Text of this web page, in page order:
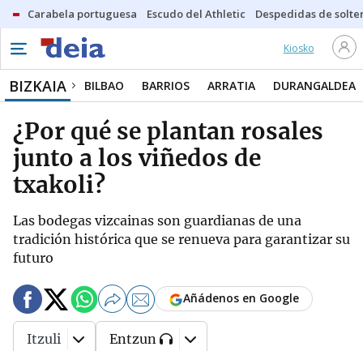
Carabela portuguesa Escudo del Athletic Despedidas de
Kiosko
BIZKAIA BILBAO BARRIOS ARRATIA DURANGALDEA
¿Por qué se plantan rosales
junto a los viñedos de
txakoli?
Las bodegas vizcainas son guardianas de una
tradición histórica que se renueva para garantizar su
futuro
Añádenos en Google
Itzuli Entzun